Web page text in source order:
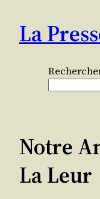
contenu
La
Notre
La Leur